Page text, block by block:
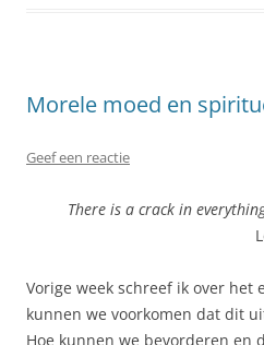
Morele moed en
Geef een reactie
There is a crack in
Vorige week schreef ik over het
kunnen we voorkomen dat dit
Hoe kunnen we bevorderen en